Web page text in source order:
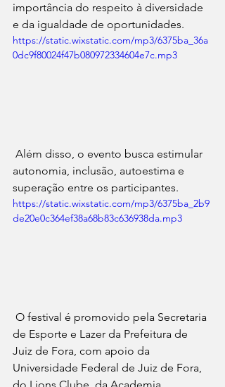
importância do respeito à diversidade
e da igualdade de oportunidades.
https://static.wixstatic.com/mp3/6375ba_36a
0dc9f80024f47b080972334604e7c.mp3
autonomia, inclusão, autoestima e
superação entre os participantes.
https://static.wixstatic.com/mp3/6375ba_2b9
de20e0c364ef38a68b83c636938da.mp3
de Esporte e Lazer da Prefeitura de
Juiz de Fora, com apoio da
Universidade Federal de Juiz de Fora,